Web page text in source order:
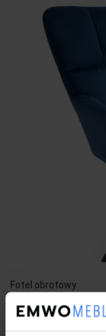
Fotel obrotowy